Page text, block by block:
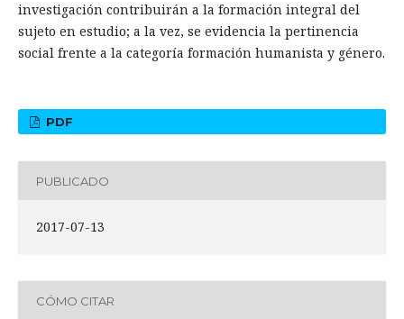
investigación contribuirán a la formación integral del
sujeto en estudio; a la vez, se evidencia la pertinencia
social frente a la categoría formación humanista y género.
PDF
PUBLICADO
2017-07-13
CÓMO CITAR